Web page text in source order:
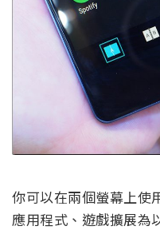
你可以在兩個螢幕上使
應用程式、遊戲擴展為